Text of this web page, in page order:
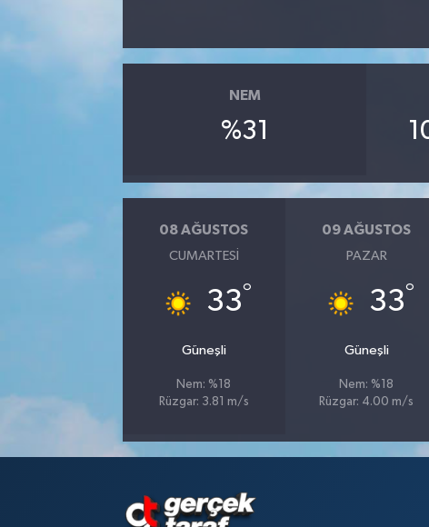
NEM
%31
08 AĞUSTOS
CUMARTESI
33°
Güneşli
Nem: %18
Rüzgar: 3.81 m/s
09 AĞUSTOS
PAZAR
33°
Güneşli
Nem: %18
Rüzgar: 4.00 m/s